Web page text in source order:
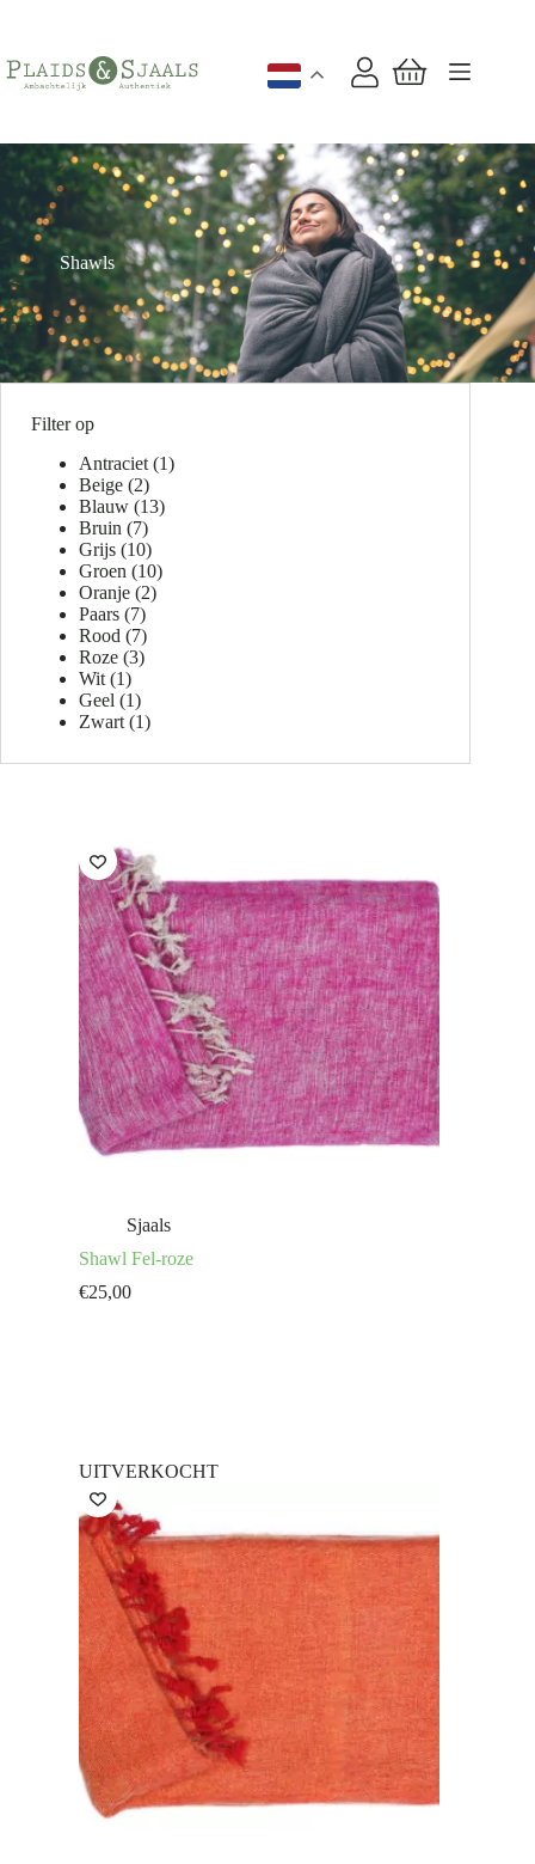
inhoud
Winkelwagen
Shawls
Sjaals
Shawl Fel-roze
€25,00
UITVERKOCHT
Filter op
Antraciet (1)
Beige (2)
Blauw (13)
Bruin (7)
Grijs (10)
Groen (10)
Oranje (2)
Paars (7)
Rood (7)
Roze (3)
Wit (1)
Geel (1)
Zwart (1)